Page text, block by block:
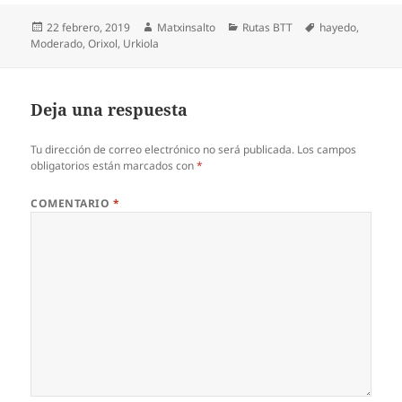
Publicado
el
22 febrero, 2019 Autor
Matxinsalto Categorías
Rutas BTT Etiquetas
hayedo,
Moderado,Orixol, Urkiola
Deja una respuesta
Tu dirección de correo electrónico no será publicada. Los campos
obligatorios están marcados con*
COMENTARIO *